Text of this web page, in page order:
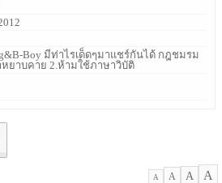
Boy มีท่าไรเด็ดๆมาแชร์กันได้ กฎชมรม
ยาบคาย 2.ห้ามใช้ภาษาวิบัติ
A A A A